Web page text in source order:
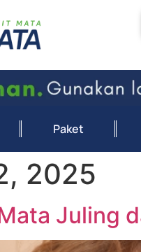
Paket
2025
Juling